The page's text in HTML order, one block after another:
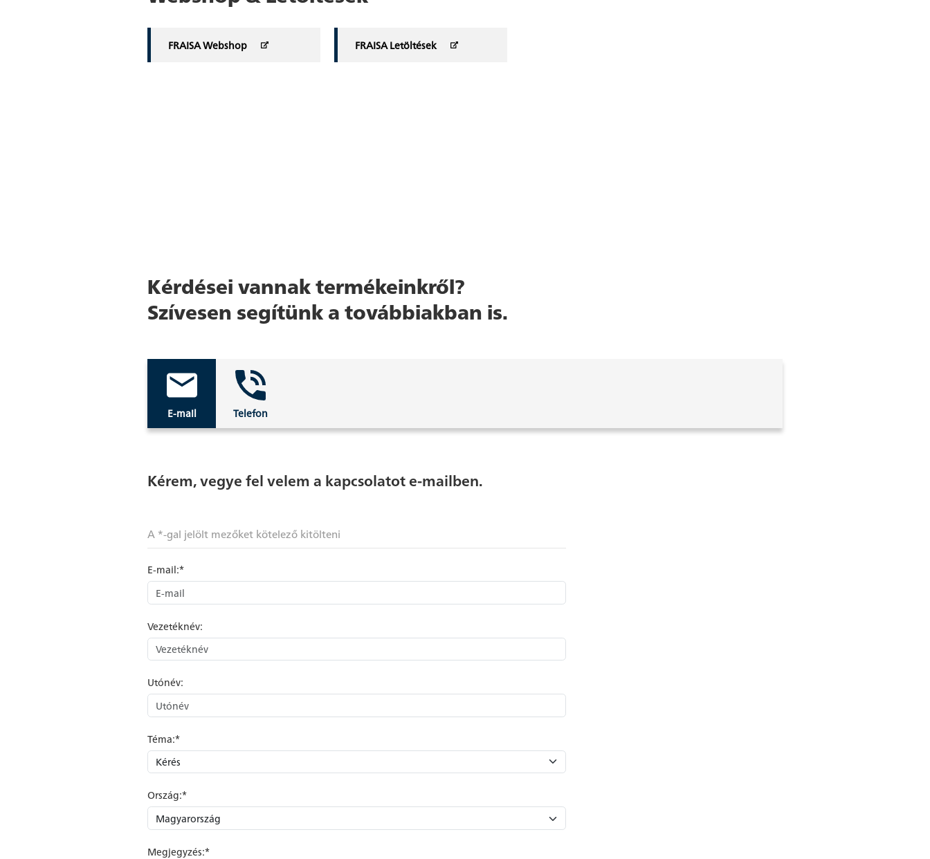
FRAISA Webshop FRAISA Letöltések
Kérdései vannak termékeinkről?
Szívesen segítünk a továbbiakban is.
E-mail Telefon
Kérem, vegye fel velem a kapcsolatot e-mailben.
A *-gal jelölt mezőket kötelező kitölteni
E-mail:*
Vezetéknév:
Utónév:
Téma:*
Ország:*
Megjegyzés:*